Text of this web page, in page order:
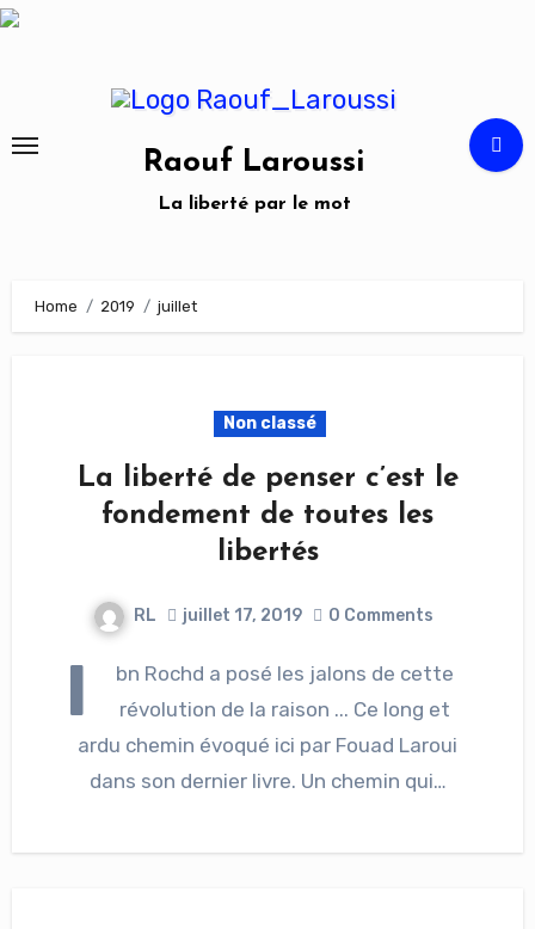
Skip
Raouf Laroussi
La liberté par le mot
Home 2019 juillet
Non classé
La liberté de penser c’est le
fondement de toutes les
libertés
RL juillet 17, 2019 0 Comments
I
bn Rochd a posé les jalons de cette
révolution de la raison ... Ce long et
ardu chemin évoqué ici par Fouad Laroui
dans son dernier livre. Un chemin qui…